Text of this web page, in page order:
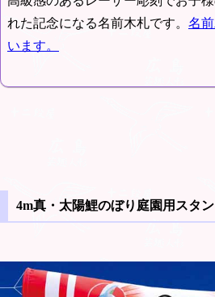
れた記念になる名前木札です。 名
います。
4m真・太陽鯉のぼり庭園用スタ